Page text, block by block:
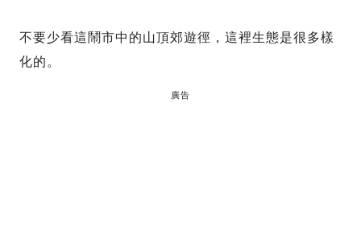
不要少看這鬧市中的山頂郊遊徑，這裡生態是很多樣
化的。
廣告